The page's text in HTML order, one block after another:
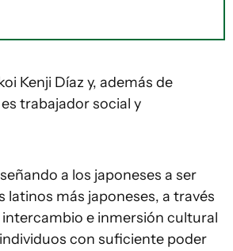
Kenji Díaz y, además de
trabajador social y
a los japoneses a ser
latinos más japoneses, a través
e inmersión cultural
con suficiente poder